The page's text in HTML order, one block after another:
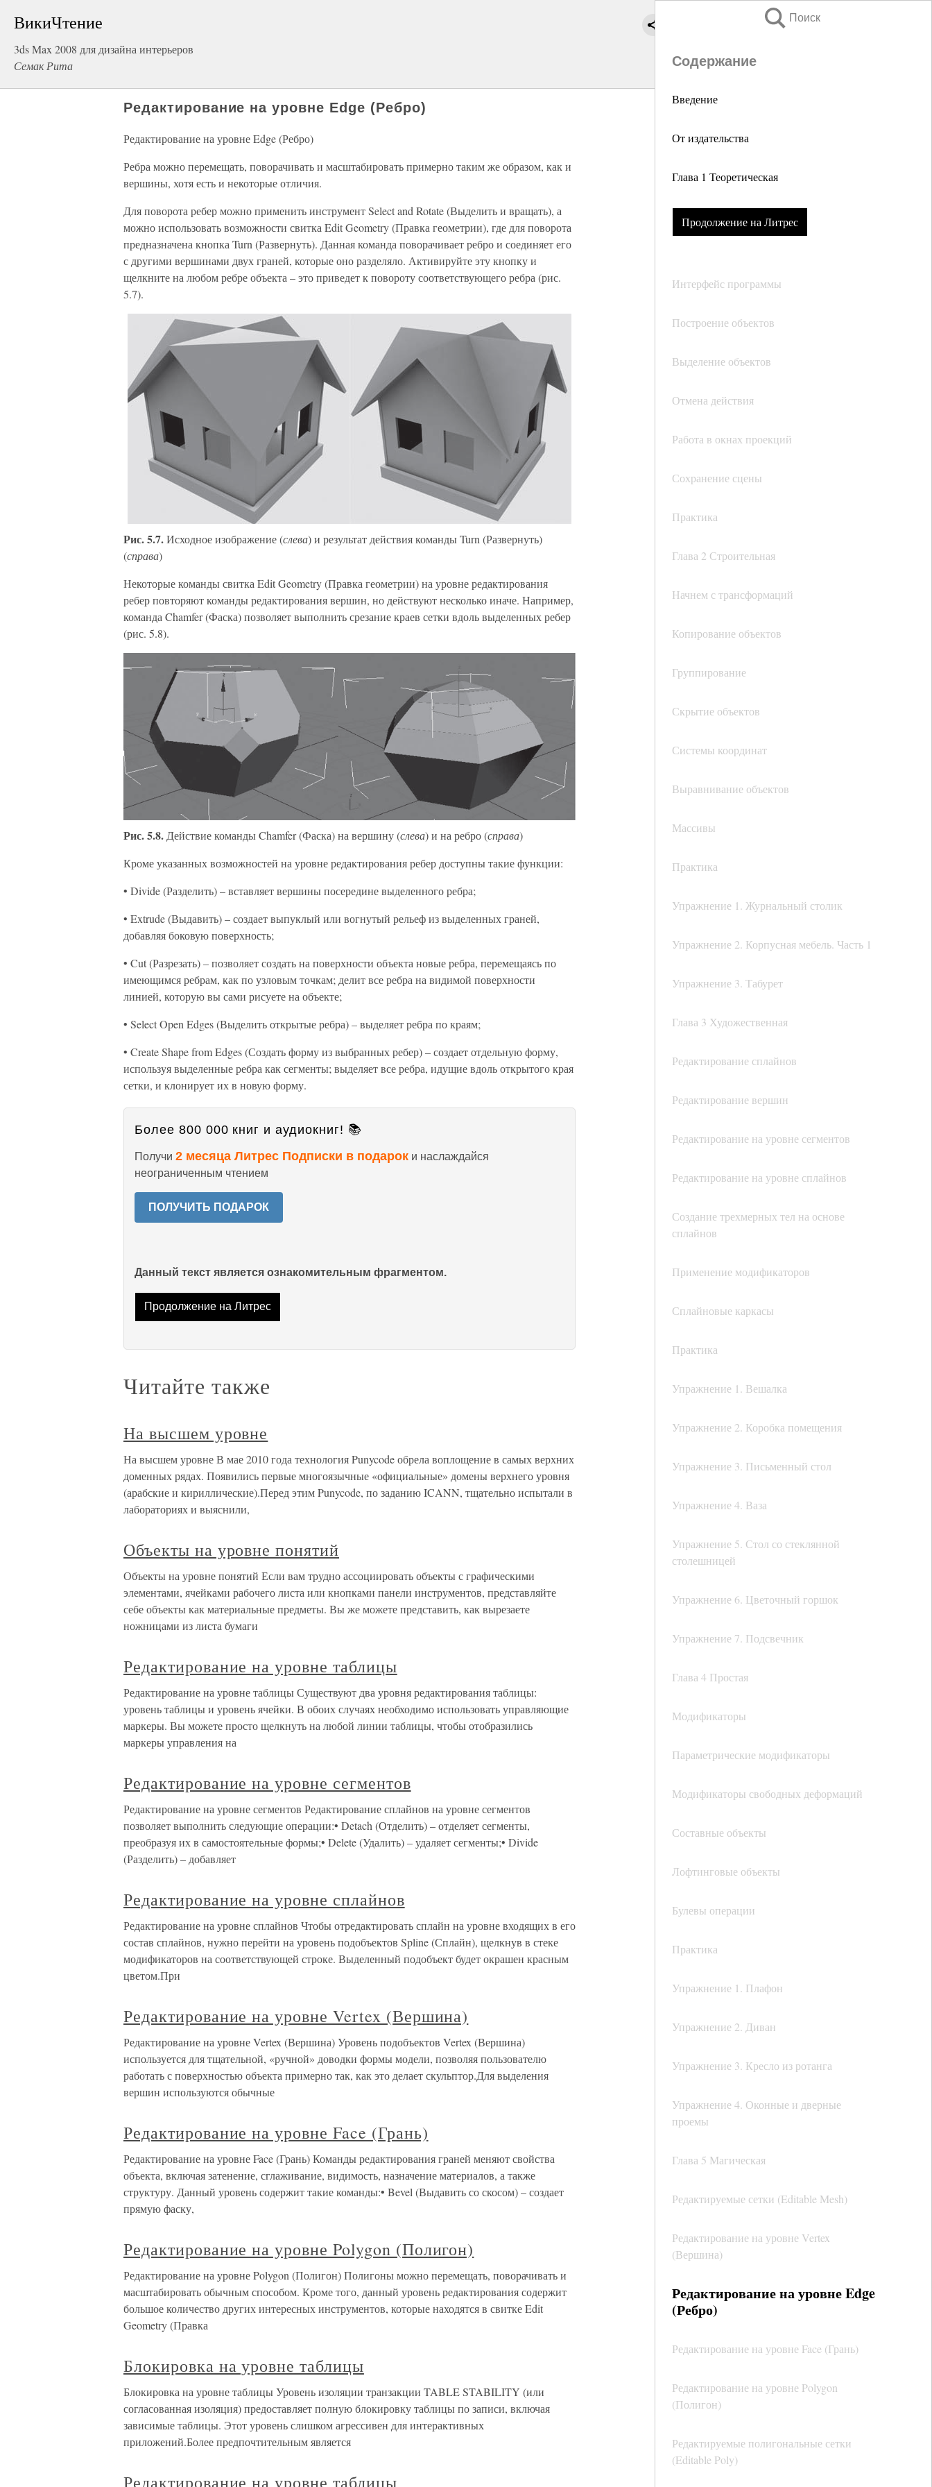
ВикиЧтение
3ds Max 2008 для дизайна интерьеров
Семак Рита
Поиск
Содержание
Введение
От издательства
Глава 1 Теоретическая
Продолжение на Литрес
Интерфейс программы
Построение объектов
Выделение объектов
Отмена действия
Работа в окнах проекций
Сохранение сцены
Практика
Глава 2 Строительная
Начнем с трансформаций
Копирование объектов
Группирование
Скрытие объектов
Системы координат
Выравнивание объектов
Массивы
Практика
Упражнение 1. Журнальный столик
Упражнение 2. Корпусная мебель. Часть 1
Упражнение 3. Табурет
Глава 3 Художественная
Редактирование сплайнов
Редактирование вершин
Редактирование на уровне сегментов
Редактирование на уровне сплайнов
Создание трехмерных тел на основе
сплайнов
Применение модификаторов
Сплайновые каркасы
Практика
Упражнение 1. Вешалка
Упражнение 2. Коробка помещения
Упражнение 3. Письменный стол
Упражнение 4. Ваза
Упражнение 5. Стол со стеклянной
столешницей
Упражнение 6. Цветочный горшок
Упражнение 7. Подсвечник
Глава 4 Простая
Модификаторы
Параметрические модификаторы
Модификаторы свободных деформаций
Составные объекты
Лофтинговые объекты
Булевы операции
Практика
Упражнение 1. Плафон
Упражнение 2. Диван
Упражнение 3. Кресло из ротанга
Упражнение 4. Оконные и дверные
проемы
Глава 5 Магическая
Редактируемые сетки (Editable Mesh)
Редактирование на уровне Vertex
(Вершина)
Редактирование на уровне Edge
(Ребро)
Редактирование на уровне Face (Грань)
Редактирование на уровне Polygon
(Полигон)
Редактируемые полигональные сетки
(Editable Poly)
Редактирование на уровне Edge (Ребро)
Редактирование на уровне Edge (Ребро)
Ребра можно перемещать, поворачивать и масштабировать примерно таким же образом, как и
вершины, хотя есть и некоторые отличия.
Для поворота ребер можно применить инструмент Select and Rotate (Выделить и вращать), а
можно использовать возможности свитка Edit Geometry (Правка геометрии), где для поворота
предназначена кнопка Turn (Развернуть). Данная команда поворачивает ребро и соединяет его
с другими вершинами двух граней, которые оно разделяло. Активируйте эту кнопку и
щелкните на любом ребре объекта – это приведет к повороту соответствующего ребра (рис.
5.7).
Рис. 5.7.Исходное изображение (слева) и результат действия команды Turn (Развернуть)
(справа)
Некоторые команды свитка Edit Geometry (Правка геометрии) на уровне редактирования
ребер повторяют команды редактирования вершин, но действуют несколько иначе. Например,
команда Chamfer (Фаска) позволяет выполнить срезание краев сетки вдоль выделенных ребер
(рис. 5.8).
Рис. 5.8.Действие команды Chamfer (Фаска) на вершину (слева) и на ребро (справа)
Кроме указанных возможностей на уровне редактирования ребер доступны такие функции:
• Divide (Разделить) – вставляет вершины посередине выделенного ребра;
• Extrude (Выдавить) – создает выпуклый или вогнутый рельеф из выделенных граней,
добавляя боковую поверхность;
• Cut (Разрезать) – позволяет создать на поверхности объекта новые ребра, перемещаясь по
имеющимся ребрам, как по узловым точкам; делит все ребра на видимой поверхности
линией, которую вы сами рисуете на объекте;
• Select Open Edges (Выделить открытые ребра) – выделяет ребра по краям;
• Create Shape from Edges (Создать форму из выбранных ребер) – создает отдельную форму,
используя выделенные ребра как сегменты; выделяет все ребра, идущие вдоль открытого края
сетки, и клонирует их в новую форму.
Более 800 000 книг и аудиокниг! 📚
Получи 2 месяца Литрес Подписки в подарок и наслаждайся
неограниченным чтением
ПОЛУЧИТЬ ПОДАРОК
Данный текст является ознакомительным фрагментом.
Продолжение на Литрес
Читайте также
На высшем уровне
На высшем уровне В мае 2010 года технология Punycode обрела воплощение в самых верхних
доменных рядах. Появились первые многоязычные «официальные» домены верхнего уровня
(арабские и кириллические).Перед этим Punycode, по заданию ICANN, тщательно испытали в
лабораториях и выяснили,
Объекты на уровне понятий
Объекты на уровне понятий Если вам трудно ассоциировать объекты с графическими
элементами, ячейками рабочего листа или кнопками панели инструментов, представляйте
себе объекты как материальные предметы. Вы же можете представить, как вырезаете
ножницами из листа бумаги
Редактирование на уровне таблицы
Редактирование на уровне таблицы Существуют два уровня редактирования таблицы:
уровень таблицы и уровень ячейки. В обоих случаях необходимо использовать управляющие
маркеры. Вы можете просто щелкнуть на любой линии таблицы, чтобы отобразились
маркеры управления на
Редактирование на уровне сегментов
Редактирование на уровне сегментов Редактирование сплайнов на уровне сегментов
позволяет выполнить следующие операции:• Detach (Отделить) – отделяет сегменты,
преобразуя их в самостоятельные формы;• Delete (Удалить) – удаляет сегменты;• Divide
(Разделить) – добавляет
Редактирование на уровне сплайнов
Редактирование на уровне сплайнов Чтобы отредактировать сплайн на уровне входящих в его
состав сплайнов, нужно перейти на уровень подобъектов Spline (Сплайн), щелкнув в стеке
модификаторов на соответствующей строке. Выделенный подобъект будет окрашен красным
цветом.При
Редактирование на уровне Vertex (Вершина)
Редактирование на уровне Vertex (Вершина) Уровень подобъектов Vertex (Вершина)
используется для тщательной, «ручной» доводки формы модели, позволяя пользователю
работать с поверхностью объекта примерно так, как это делает скульптор.Для выделения
вершин используются обычные
Редактирование на уровне Face (Грань)
Редактирование на уровне Face (Грань) Команды редактирования граней меняют свойства
объекта, включая затенение, сглаживание, видимость, назначение материалов, а также
структуру. Данный уровень содержит такие команды:• Bevel (Выдавить со скосом) – создает
прямую фаску,
Редактирование на уровне Polygon (Полигон)
Редактирование на уровне Polygon (Полигон) Полигоны можно перемещать, поворачивать и
масштабировать обычным способом. Кроме того, данный уровень редактирования содержит
большое количество других интересных инструментов, которые находятся в свитке Edit
Geometry (Правка
Блокировка на уровне таблицы
Блокировка на уровне таблицы Уровень изоляции транзакции TABLE STABILITY (или
согласованная изоляция) предоставляет полную блокировку таблицы по записи, включая
зависимые таблицы. Этот уровень слишком агрессивен для интерактивных
приложений.Более предпочтительным является
Редактирование на уровне таблицы